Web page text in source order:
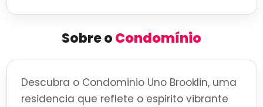
Sobre oCondomínio
Descubra o Condominio Uno Brooklin, uma
residencia que reflete o espirito vibrante